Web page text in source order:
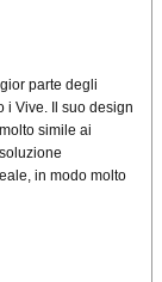
parte degli
i Vive. Il suo design
simile ai
in modo molto